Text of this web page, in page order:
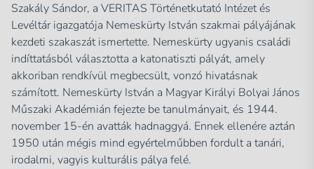
Szakály Sándor, a VERITAS Történetkutató Intézet és
Levéltár igazgatója Nemeskürty István szakmai pályájának
kezdeti szakaszát ismertette. Nemeskürty ugyanis családi
indíttatásból választotta a katonatiszti pályát, amely
akkoriban rendkívül megbecsült, vonzó hivatásnak
számított. Nemeskürty István a Magyar Királyi Bolyai János
Műszaki Akadémián fejezte be tanulmányait, és 1944.
november 15-én avatták hadnaggyá. Ennek ellenére aztán
1950 után mégis mind egyértelműbben fordult a tanári,
irodalmi, vagyis kulturális pálya felé.